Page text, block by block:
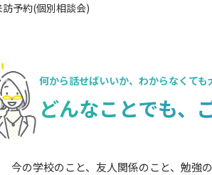
予約(個別相談会)
何から話せばいいか、 わからなくても
どんなことでも、
今の学校のこと、友人関係のこと、勉強の